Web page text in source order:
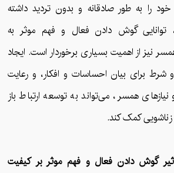
را به طور صادقانه و بدون تردید داشته
توانایی گوش دادن فعال و فهم موثر به
نیز از اهمیت بسیاری برخوردار است. ایجاد
شرط برای بیان احساسات و افکار، و رعایت
همسر، می‌تواند به توسعه ارتباط باز
کمک کند.
گوش دادن فعال و فهم موثر بر کیفیت